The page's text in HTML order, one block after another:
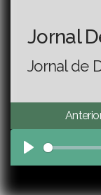
Jornal
Jornal de
Play